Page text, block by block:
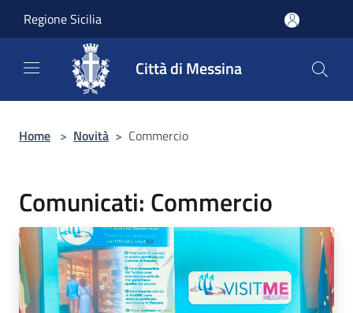
Regione Sicilia
Città di Messina
Home > Novità > Commercio
Comunicati: Commercio